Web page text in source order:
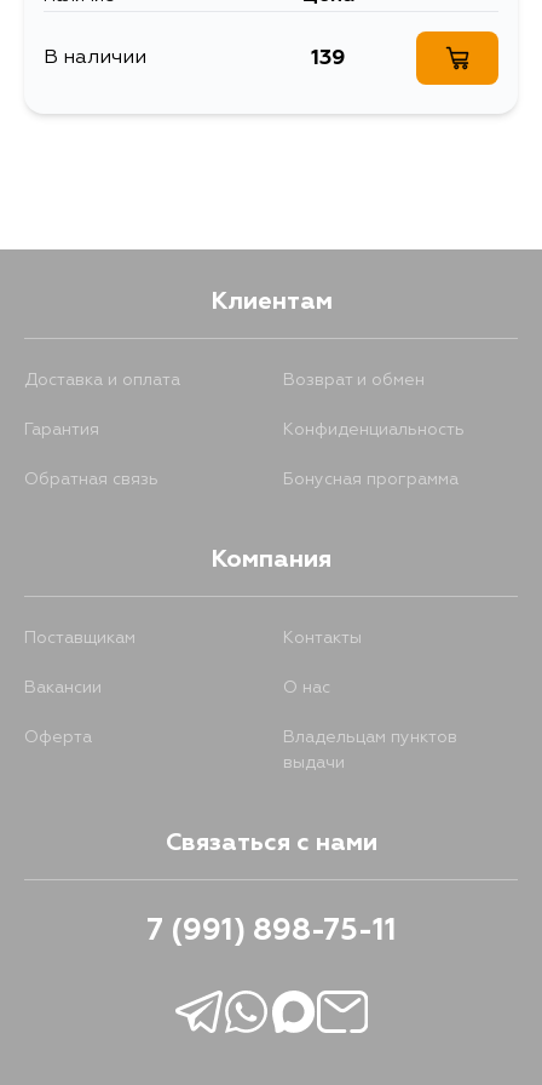
В наличии 139
Клиентам
Доставка и оплата Возврат и обмен
Гарантия Конфиденциальность
Обратная связь Бонусная программа
Компания
Поставщикам Контакты
Вакансии О нас
Оферта
Владельцам пунктов
выдачи
Связаться с нами
7 (991) 898-75-11